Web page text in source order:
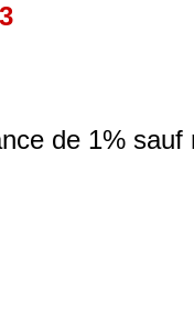
de 1% sauf